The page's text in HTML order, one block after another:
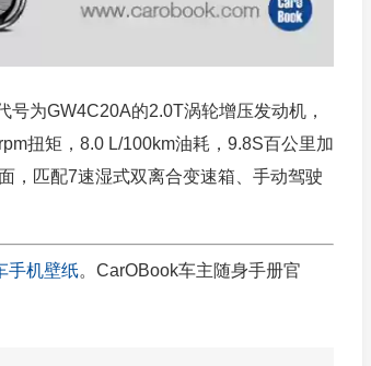
为GW4C20A的2.0T涡轮增压发动机，
扭矩，8.0 L/100km油耗，9.8S百公里加
，匹配7速湿式双离合变速箱、手动驾驶
手机壁纸。CarOBook车主随身手册官